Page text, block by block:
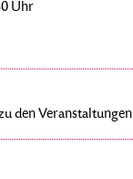
Uhr
den Veranstaltungen